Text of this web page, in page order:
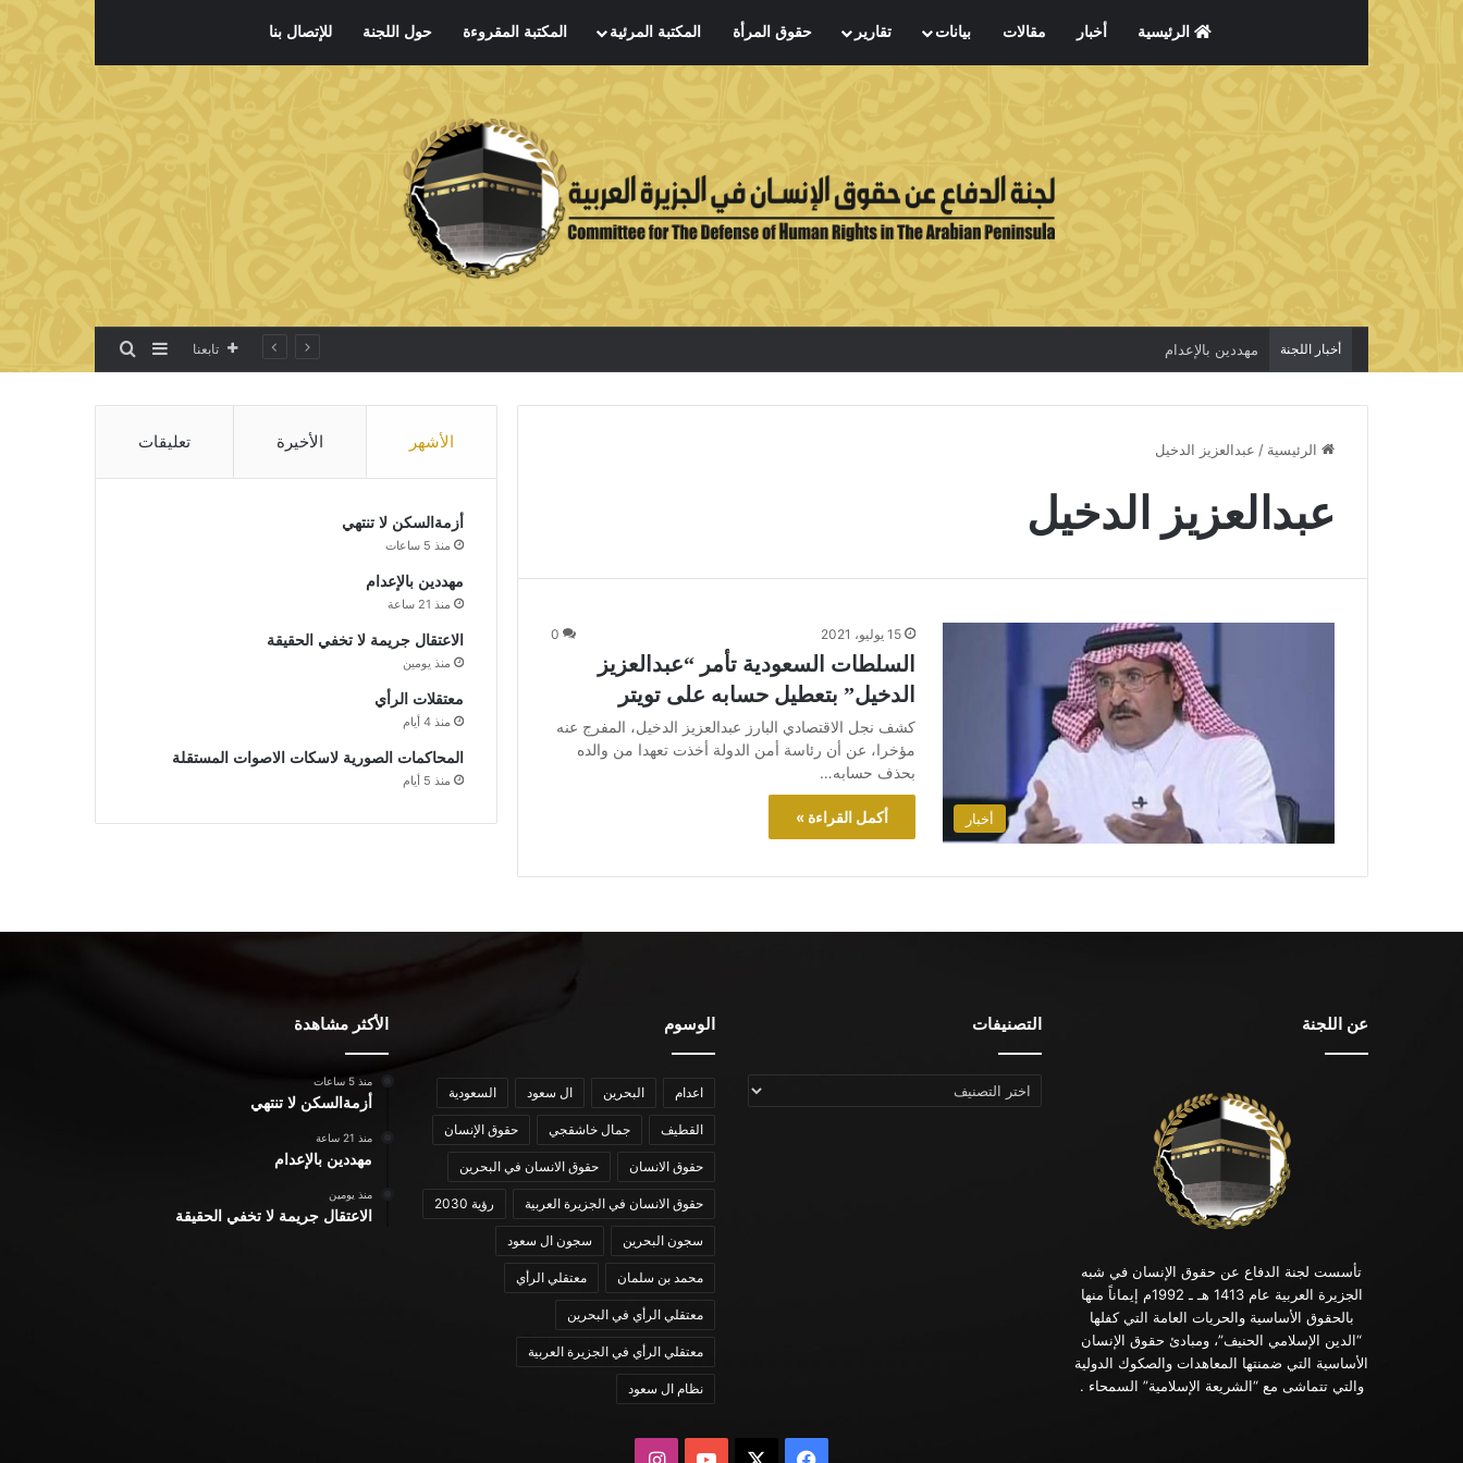
الرئيسية أخبار مقالات بيانات تقارير حقوق المرأة المكتبة المرئية المكتبة المقروءة حول اللجنة للإتصال بنا
أخبار اللجنة مهددين بالإعدام تابعنا إضافة عمود جانبي
بحث عن
الرئيسية / عبدالعزيز الدخيل
عبدالعزيز الدخيل
أخبار
15 يوليو، 2021 0
السلطات السعودية تأمر “عبدالعزيز
الدخيل” بتعطيل حسابه على تويتر
كشف نجل الاقتصادي البارز عبدالعزيز الدخيل، المفرج عنه
مؤخرا، عن أن رئاسة أمن الدولة أخذت تعهدا من والده
بحذف حسابه…
أكمل القراءة »
الأشهر الأخيرة تعليقات
أزمةالسكن لا تنتهي
منذ 5 ساعات
مهددين بالإعدام
منذ 21 ساعة
الاعتقال جريمة لا تخفي الحقيقة
منذ يومين
معتقلات الرأي
منذ 4 أيام
المحاكمات الصورية لاسكات الاصوات المستقلة
منذ 5 أيام
عن اللجنة
تأسست لجنة الدفاع عن حقوق الإنسان في شبه
الجزيرة العربية عام 1413 هـ ـ 1992م إيماناً منها
بالحقوق الأساسية والحريات العامة التي كفلها
“الدين الإسلامي الحنيف”، ومبادئ حقوق الإنسان
الأساسية التي ضمنتها المعاهدات والصكوك الدولية
والتي تتماشى مع “الشريعة الإسلامية” السمحاء .
التصنيفات
التصنيفات
الوسوم
اعدام البحرين ال سعود السعودية
القطيف جمال خاشقجي حقوق الإنسان
حقوق الانسان حقوق الانسان في البحرين
حقوق الانسان في الجزيرة العربية رؤية 2030
سجون البحرين سجون ال سعود
محمد بن سلمان معتقلي الرأي
معتقلي الرأي في البحرين
معتقلي الرأي في الجزيرة العربية
نظام ال سعود
الأكثر مشاهدة
منذ 5 ساعات
أزمةالسكن لا تنتهي
منذ 21 ساعة
مهددين بالإعدام
منذ يومين
الاعتقال جريمة لا تخفي الحقيقة
فيسبوك يوتيوبانستقرام